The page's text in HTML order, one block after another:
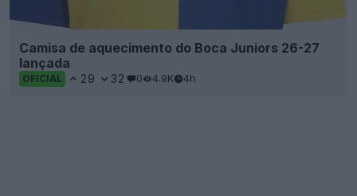
Camisa de aquecimento do Boca Juniors 26-27
lançada
OFICIAL 29 32 0 4.9K 4h